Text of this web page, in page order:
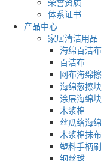
体系证书
产品中心
家居清洁用品
海绵百洁布
百洁布
网布海绵擦
海绵葱擦块
涂层海绵块
木浆棉
丝瓜络海绵
木浆棉抹布
塑料手柄刷
钢丝球